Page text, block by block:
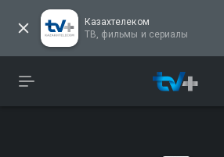
Казахтелеком
ТВ, фильмы и сериалы